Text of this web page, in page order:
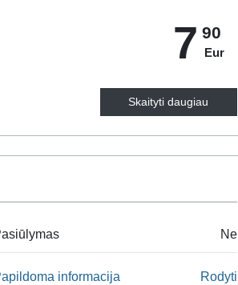
7 90
Eur
Skaityti daugiau
Ne
informacija Rodyti